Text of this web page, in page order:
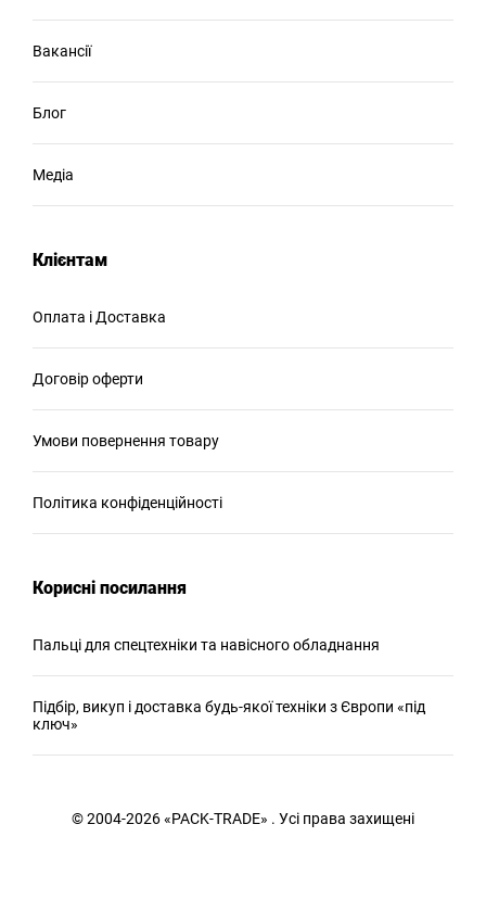
Вакансії
Блог
Медіа
Клієнтам
Оплата і Доставка
Договір оферти
Умови повернення товару
Політика конфіденційності
Корисні посилання
Пальці для спецтехніки та навісного обладнання
Підбір, викуп і доставка будь-якої техніки з Європи «під
ключ»
© 2004-2026 «PACK-TRADE» . Усі права захищені